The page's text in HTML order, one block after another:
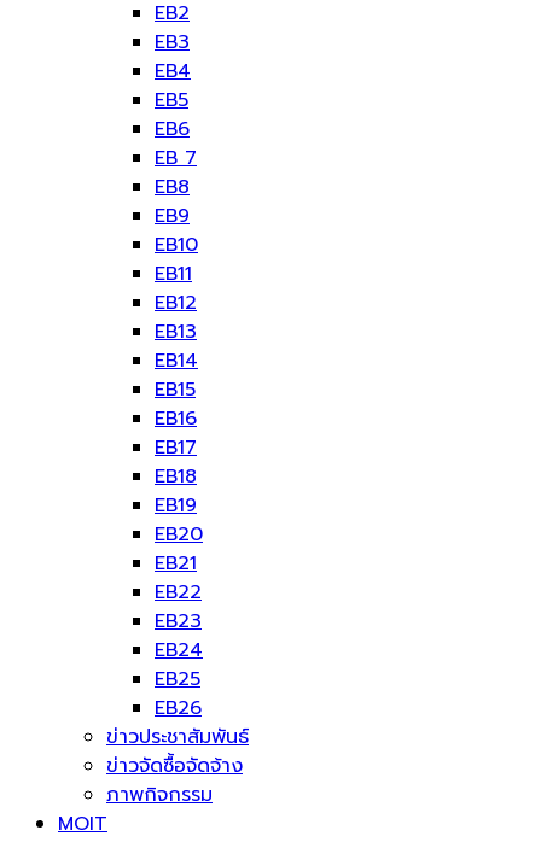
EB2
EB3
EB4
EB5
EB6
EB 7
EB8
EB9
EB10
EB11
EB12
EB13
EB14
EB15
EB16
EB17
EB18
EB19
EB20
EB21
EB22
EB23
EB24
EB25
EB26
ข่าวประชาสัมพันธ์
ข่าวจัดซื้อจัดจ้าง
ภาพกิจกรรม
MOIT